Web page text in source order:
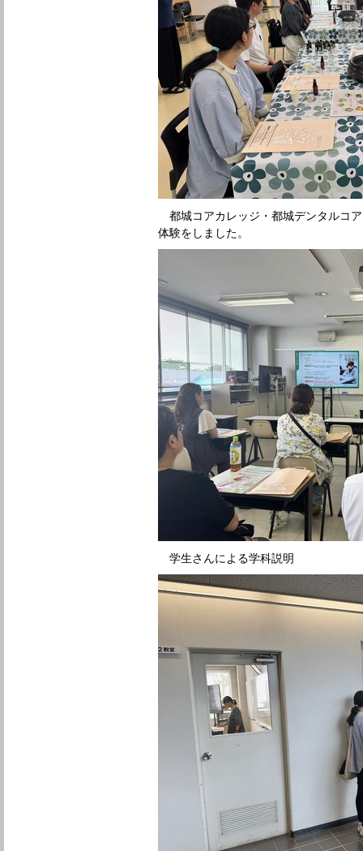
都城コアカレッジ・都城デンタルコ
体験をしました。
学生さんによる学科説明